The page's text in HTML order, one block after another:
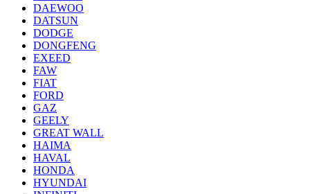
DAEWOO
DATSUN
DODGE
DONGFENG
EXEED
FAW
FIAT
FORD
GAZ
GEELY
GREAT WALL
HAIMA
HAVAL
HONDA
HYUNDAI